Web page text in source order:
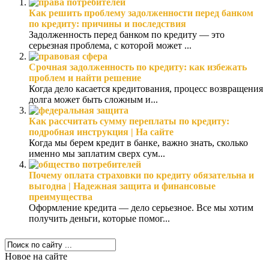
Как решить проблему задолженности перед банком
по кредиту: причины и последствия
Задолженность перед банком по кредиту — это
серьезная проблема, с которой может ...
Срочная задолженность по кредиту: как избежать
проблем и найти решение
Когда дело касается кредитования, процесс возвращения
долга может быть сложным и...
Как рассчитать сумму переплаты по кредиту:
подробная инструкция | На сайте
Когда мы берем кредит в банке, важно знать, сколько
именно мы заплатим сверх сум...
Почему оплата страховки по кредиту обязательна и
выгодна | Надежная защита и финансовые
преимущества
Оформление кредита — дело серьезное. Все мы хотим
получить деньги, которые помог...
Новое на сайте